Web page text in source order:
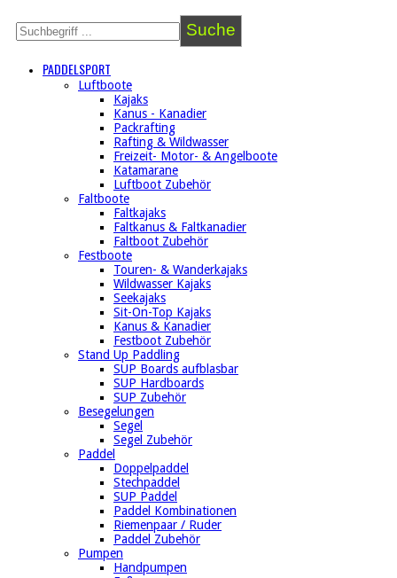
Suche
PADDELSPORT
Luftboote
Kajaks
Kanus - Kanadier
Packrafting
Rafting & Wildwasser
Freizeit- Motor- & Angelboote
Katamarane
Luftboot Zubehör
Faltboote
Faltkajaks
Faltkanus & Faltkanadier
Faltboot Zubehör
Festboote
Touren- & Wanderkajaks
Wildwasser Kajaks
Seekajaks
Sit-On-Top Kajaks
Kanus & Kanadier
Festboot Zubehör
Stand Up Paddling
SUP Boards aufblasbar
SUP Hardboards
SUP Zubehör
Besegelungen
Segel
Segel Zubehör
Paddel
Doppelpaddel
Stechpaddel
SUP Paddel
Paddel Kombinationen
Riemenpaar / Ruder
Paddel Zubehör
Pumpen
Handpumpen